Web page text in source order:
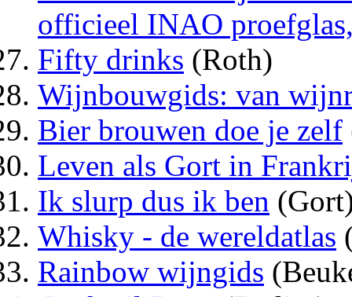
officieel INAO
Fifty drinks (Roth)
Wijnbouwgids: van
Bier brouwen doe je zelf
Leven als Gort in
Ik slurp dus ik ben
Whisky - de wereldatlas
Rainbow wijngids